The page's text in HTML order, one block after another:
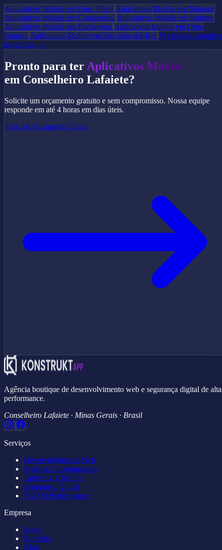
Aplicativos Mobile em Ouro Preto Aplicativos Mobile em Mariana
Aplicativos Mobile em Congonhas Aplicativos Mobile em Itabirito
Aplicativos Mobile em Barbacena Aplicativos Mobile em Ouro
Branco Aplicativos Mobile em São João del-Rei Ver página completa
do serviço →
Pronto para ter Aplicativos Mobile
em Conselheiro Lafaiete?
Solicite um orçamento gratuito e sem compromisso. Nossa equipe
responde em até 4 horas em dias úteis.
Solicitar Orçamento Grátis
Agência boutique de desenvolvimento web e segurança digital de alta
performance.
Conselheiro Lafaiete · Minas Gerais · Brasil
Serviços
Desenvolvimento Web
Sistemas Customizados
Aplicativos Mobile
Segurança Digital
SEO & Performance
Empresa
Sobre
Portfólio
Blog